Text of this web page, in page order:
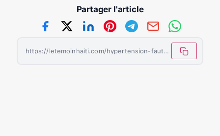
Partager l'article
https://letemoinhaiti.com/hypertension-faut-il-se-mefier-du-cafe/